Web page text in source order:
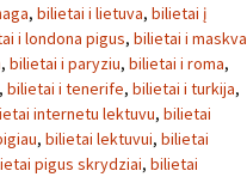
, bilietai i lietuva, bilietai į
i londona pigus, bilietai i maskva
, bilietai i paryziu, bilietai i roma,
, bilietai i tenerife, bilietai i turkija,
internetu lektuvu, bilietai
, bilietai lektuvui, bilietai
pigus skrydziai, bilietai